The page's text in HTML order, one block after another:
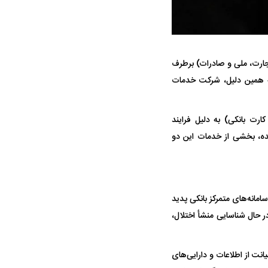
ملی و صادرات) برطرف
شد که به همین دلیل، شرکت خدمات
بانکی) به دلیل فرایند
بخشی از خدمات این دو
متمرکز بانکی پدید
شناسایی منشأ اختلال،
از اطلاعات و دارایی‌های
سریع‌تر، پنهان‌کارتر و
| پهپاد انتحاری
هواپیمای مرموز E-11A BACN چیست؟